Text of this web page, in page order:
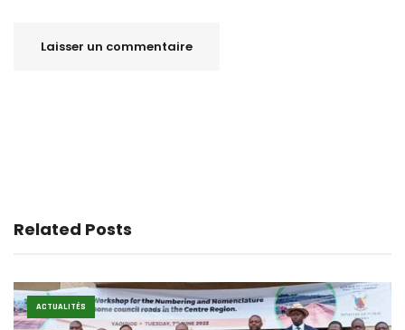
Related Posts
ACTUALITÉS